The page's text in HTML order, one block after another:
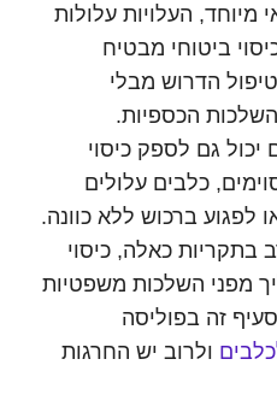
העלויות עלולות
מבטיח
מבלי
לספק כיסוי
עלולים
ברכוש ללא כוונה.
כאלה, כיסוי
השלכות משפטיות
בפוליסה
יש החרגות